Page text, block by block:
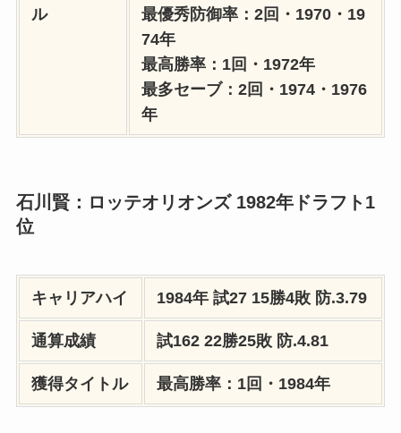
ル
最優秀防御率：2回・1970・19
74年
最高勝率：1回・1972年
最多セーブ：2回・1974・1976
年
石川賢：ロッテオリオンズ 1982年ドラフト1
位
キャリアハイ 1984年試27 15勝4敗 防.3.79
通算成績 試162 22勝25敗 防.4.81
獲得タイトル 最高勝率：1回・1984年